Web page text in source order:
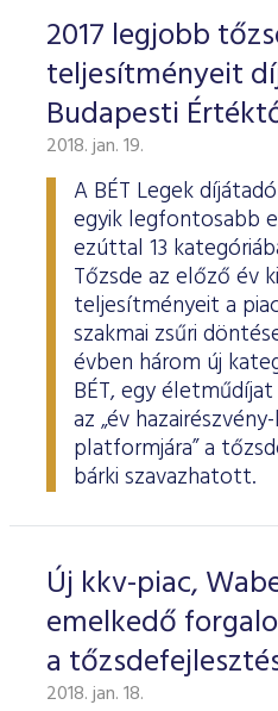
2017 legjobb
teljesítményeit
Budapesti
2018. jan. 19.
A BÉT Legek
egyik legfontosabb
ezúttal 13
Tőzsde az előző év
teljesítményeit a
szakmai zsűri
évben három új
BÉT, egy
az „év
platformjára” a
bárki szavazhatott.
Új kkv-piac,
emelkedő
a
2018. jan. 18.